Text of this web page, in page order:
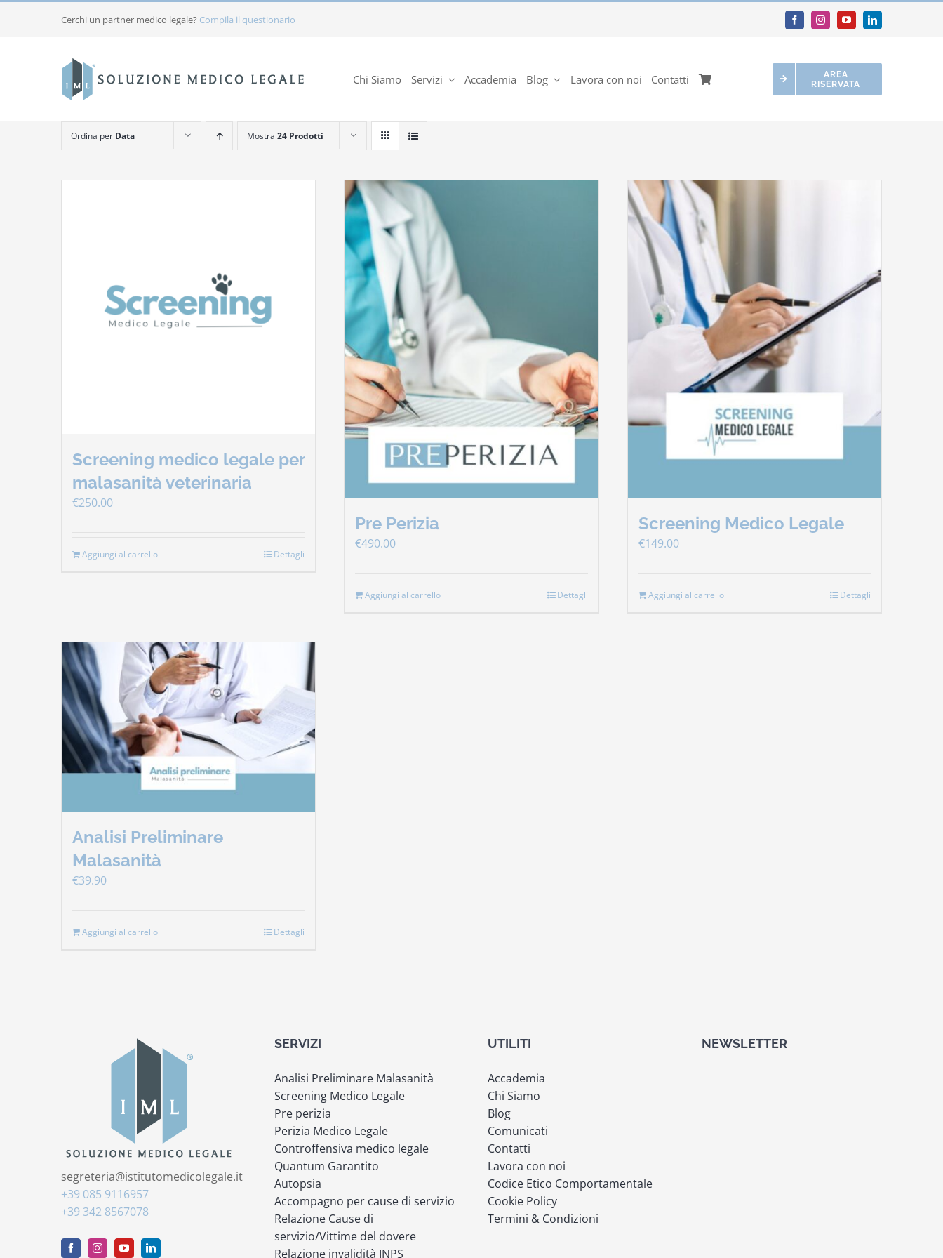
Cerchi un partner medico legale? Compila il questionario
Chi Siamo Servizi Accademia Blog Lavora con noi Contatti
AREA
RISERVATA
Ordina per Data Mostra 24 Prodotti
Screening medico legale per
malasanità veterinaria
€250.00
Aggiungi al carrello Dettagli
Pre Perizia
€490.00
Aggiungi al carrello Dettagli
Screening Medico Legale
€149.00
Aggiungi al carrello Dettagli
Analisi Preliminare
Malasanità
€39.90
Aggiungi al carrello Dettagli
segreteria@istitutomedicolegale.it
+39 085 9116957
+39 342 8567078
SERVIZI
Analisi Preliminare Malasanità
Screening Medico Legale
Pre perizia
Perizia Medico Legale
Controffensiva medico legale
Quantum Garantito
Autopsia
Accompagno per cause di servizio
Relazione Cause di
servizio/Vittime del dovere
Relazione invalidità INPS
UTILITI
Accademia
Chi Siamo
Blog
Comunicati
Contatti
Lavora con noi
Codice Etico Comportamentale
Cookie Policy
Termini & Condizioni
NEWSLETTER